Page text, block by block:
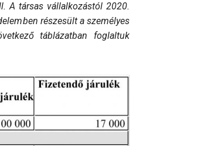
A társas vállalkozástól 2020.
részesült a személyes
táb­lázatban foglaltuk